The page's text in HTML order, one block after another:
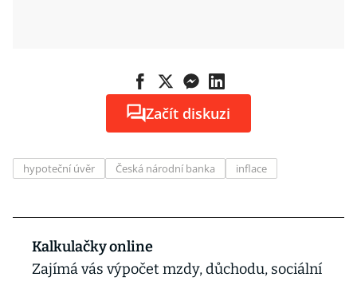
Začít diskuzi
hypoteční úvěr Česká národní banka inflace
Kalkulačky online
Zajímá vás výpočet mzdy, důchodu, sociální